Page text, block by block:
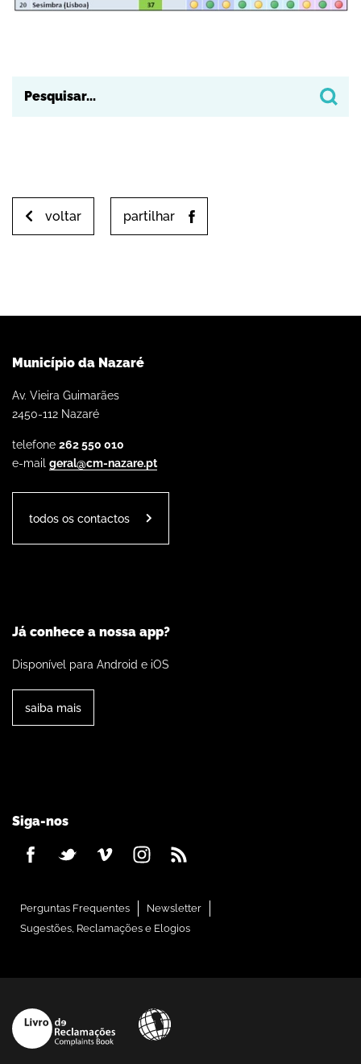
voltar partilhar
Município da Nazaré
Av. Vieira Guimarães
2450-112 Nazaré
telefone 262 550 010
e-mail geral@cm-nazare.pt
todos os contactos
Já conhece a nossa app?
Disponível para Android e iOS
saiba mais
Siga-nos
Perguntas Frequentes
Newsletter
Sugestões, Reclamações e Elogios